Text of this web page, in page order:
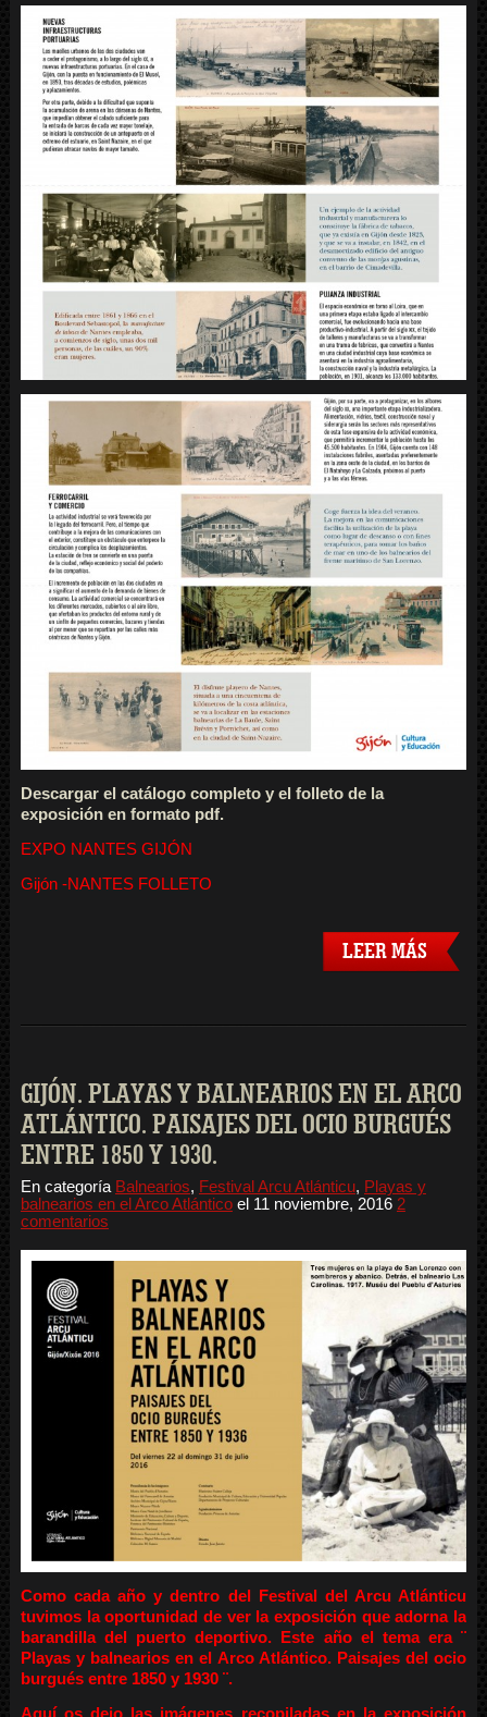
Descargar el catálogo completo y el folleto de la
exposición en formato pdf.
EXPO NANTES GIJÓN
Gijón -NANTES FOLLETO
LEER MÁS
GIJÓN. PLAYAS Y BALNEARIOS EN EL ARCO
ATLÁNTICO. PAISAJES DEL OCIO BURGUÉS
ENTRE 1850 Y 1930.
En categoría Balnearios, Festival Arcu Atlánticu, Playas y
balnearios en el Arco Atlánticoel 11 noviembre, 2016 2
comentarios
Como cada año y dentro del Festival del Arcu Atlánticu
tuvimos la oportunidad de ver la exposición que adorna la
barandilla del puerto deportivo. Este año el tema era ¨
Playas y balnearios en el Arco Atlántico. Paisajes del ocio
burgués entre 1850 y 1930 ¨.